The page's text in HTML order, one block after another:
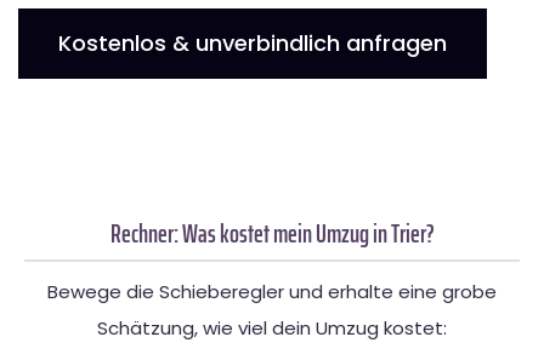
Kostenlos & unverbindlich anfragen
Rechner: Was kostet mein Umzug in Trier?
Bewege die Schieberegler und erhalte eine grobe
Schätzung, wie viel dein Umzug kostet: